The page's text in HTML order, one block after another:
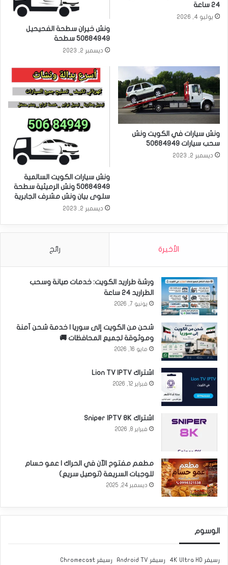
24 ساعة
يوليو 4, 2026
ونش خيران سطحة الفحيحيل
50684949 سطحة
ديسمبر 2, 2023
ونش سيارات في الكويت ونش
سحب سيارات 50684949
ديسمبر 2, 2023
ونش سيارات الكويت السالمية
50684949 ونش الرميثية سطحة
سلوى بيان ونش مشرف الجابرية
ديسمبر 2, 2023
الأخيرة رائج
ورشة طراريد الكويت: خدمات صيانة وسحب
الطراريد 24 ساعة
يونيو 7, 2026
شحن من الكويت إلى سوريا | خدمة شحن آمنة
وموثوقة لجميع المحافظات 🚚
مايو 16, 2026
اشتراك Lion TV IPTV
فبراير 12, 2026
اشتراك Sniper IPTV 8K
فبراير 8, 2026
مطعم مفتوح الآن في الحراك | عمو حسام
للوجبات السريعة (توصيل سريع)
ديسمبر 24, 2025
الوسوم
رسيفر 4K Ultra HD رسيفر Android TV رسيفر Chromecast